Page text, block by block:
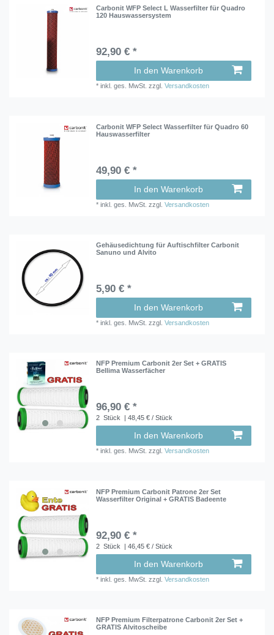
Carbonit WFP Select L Wasserfilter für Quadro
120 Hauswassersystem
92,90 € *
In den Warenkorb
*inkl. ges. MwSt. zzgl.Versandkosten
Carbonit WFP Select Wasserfilter für Quadro 60
Hauswasserfilter
49,90 € *
In den Warenkorb
*inkl. ges. MwSt. zzgl.Versandkosten
Gehäusedichtung für Auftischfilter Carbonit
Sanuno und Alvito
5,90 € *
In den Warenkorb
*inkl. ges. MwSt. zzgl.Versandkosten
NFP Premium Carbonit 2er Set + GRATIS
Bellima Wasserfächer
96,90 € *
2 Stück | 48,45 € / Stück
In den Warenkorb
*inkl. ges. MwSt. zzgl.Versandkosten
NFP Premium Carbonit Patrone 2er Set
Wasserfilter Original + GRATIS Badeente
92,90 € *
2 Stück | 46,45 € / Stück
In den Warenkorb
*inkl. ges. MwSt. zzgl.Versandkosten
NFP Premium Filterpatrone Carbonit 2er Set +
GRATIS Alvitoscheibe